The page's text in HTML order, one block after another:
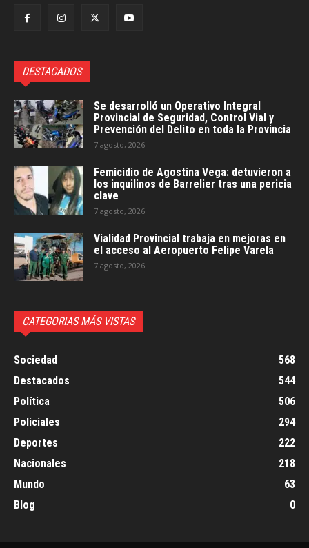
DESTACADOS
Se desarrolló un Operativo Integral
Provincial de Seguridad, Control Vial y
Prevención del Delito en toda la Provincia
7 agosto, 2026
Femicidio de Agostina Vega: detuvieron a
los inquilinos de Barrelier tras una pericia
clave
7 agosto, 2026
Vialidad Provincial trabaja en mejoras en
el acceso al Aeropuerto Felipe Varela
7 agosto, 2026
CATEGORIAS MÁS VISTAS
Sociedad
568
Destacados
544
Política
506
Policiales
294
Deportes
222
Nacionales
218
Mundo
63
Blog
0